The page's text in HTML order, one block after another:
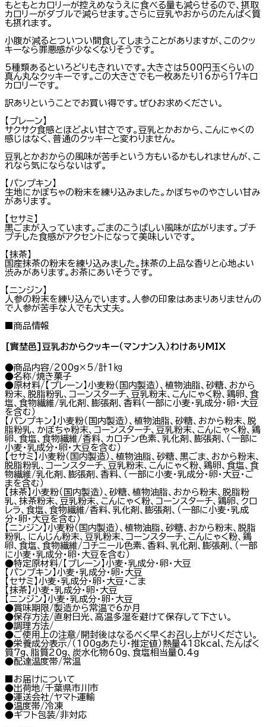
もともとカロリーが控えめなうえに食べる量も減らせるので、摂取
カロリーがダブルで減らせます。さらに豆乳やおからのたんぱく質
も摂れます。
小腹が減るとついつい間食してしまうことがありますが、このクッ
キーなら罪悪感が少なくなりそうです。
5種類あるといろどりもきれいです。大きさは500円玉くらいの
真ん丸なクッキーです。この大きさでも一枚あたり16から17キロ
カロリーです。
訳ありということでお買い得です。ぜひお求めください。
【プレーン】
サクサク食感とほどよい甘さです。豆乳とかおから、こんにゃくの
感じはなく、普通のクッキーと変わりません。
豆乳とかおからの風味が苦手という方もいるかもしれませんが、こ
れなら気にならないはず。
【パンプキン】
生地にかぼちゃの粉末を練り込みました。かぼちゃのやさしい甘み
があります。
【セサミ】
黒ごまが入っています。ごまのこうばしい風味が広がります。プチ
プチした食感がアクセントになって美味しいです。
【抹茶】
国産抹茶の粉末を練り込みました。抹茶の上品な香りと心地よい
渋みがあります。お茶にあいそうです。
【ニンジン】
人参の粉末を練り込んでいます。人参の印象はあまりありませんの
で人参が苦手な人でも大丈夫。
■商品情報
[實埜邑]豆乳おからクッキー（マンナン入）わけありMIX
●商品内容/200g×5/計1㎏
●名称/焼き菓子
●原材料/【プレーン】小麦粉（国内製造）、植物油脂、砂糖、おから
粉末、脱脂粉乳、コーンスターチ、豆乳粉末、こんにゃく粉、鶏卵、食
塩、食物繊維/乳化剤、膨張剤、香料（一部に小麦・乳成分・卵・大豆
を含む）
【パンプキン】小麦粉（国内製造）、植物油脂、砂糖、おから粉末、脱
脂粉乳、かぼちゃ粉末、コーンスターチ、豆乳粉末、こんにゃく粉、鶏
卵、食塩、食物繊維/香料、カロチン色素、乳化剤、膨張剤、（一部に
小麦・乳成分・卵・大豆を含む）
【セサミ】小麦粉（国内製造）、植物油脂、砂糖、黒ごま、おから粉末、
脱脂粉乳、コーンスターチ、豆乳粉末、こんにゃく粉、鶏卵、食塩、食
物繊維/乳化剤、膨張剤、香料、（一部に小麦・乳成分・卵・大豆・ご
まを含む）
【抹茶】小麦粉（国内製造）、砂糖、植物油脂、おから粉末、脱脂粉
乳、抹茶粉末、豆乳粉末、こんにゃく粉、コーンスターチ、鶏卵、クロ
レラ、食塩、食物繊維/香料、乳化剤、膨張剤、（一部に小麦・乳成
分・卵・大豆を含む）
【ニンジン】小麦粉（国内製造）、植物油脂、砂糖、おから粉末、脱脂
粉乳、にんじん粉末、豆乳粉末、コーンスターチ、こんにゃく粉、鶏
卵、食塩、食物繊維/コチニール色素、香料、乳化剤、膨張剤、（一部
に小麦・乳成分・卵・大豆を含む）
●特定原材料/【プレーン】小麦・乳成分・卵・大豆
【パンプキン】小麦・乳成分・卵・大豆
【セサミ】小麦・乳成分・卵・大豆・ごま
【抹茶】小麦・乳成分・卵・大豆
【ニンジン】小麦・乳成分・卵・大豆
●賞味期限/製造から常温で6か月
●保存方法/直射日光、高温多湿を避けて保存して下さい。
●調理方法/
●ご使用上の注意/開封後はなるべく早くお召し上がりください。
●栄養成分表示/（100gあたり・推定値）熱量418kcal、たんぱく
質7g、脂質20g、炭水化物60g、食塩相当量0.4g
●配達温度帯/常温
■お届けについて
●出荷地/千葉県市川市
●運送会社/ヤマト運輸
●温度帯/冷凍
●ギフト包装/非対応